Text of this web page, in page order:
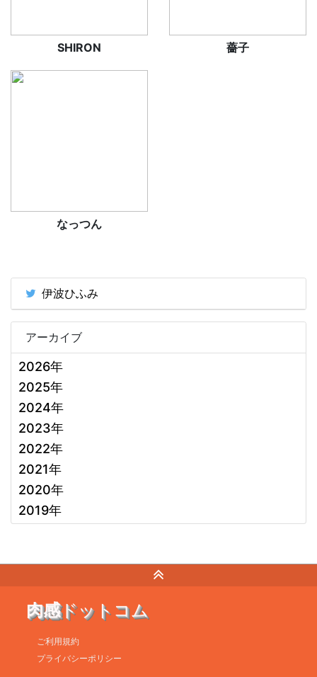
SHIRON 薔子
なっつん
伊波ひふみ
アーカイブ
2026年
2025年
2024年
2023年
2022年
2021年
2020年
2019年
肉感ドットコム
ご利用規約
プライバシーポリシー